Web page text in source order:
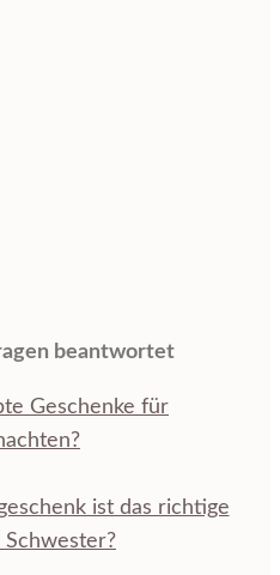
beantwortet
Geschenke für
ist das richtige